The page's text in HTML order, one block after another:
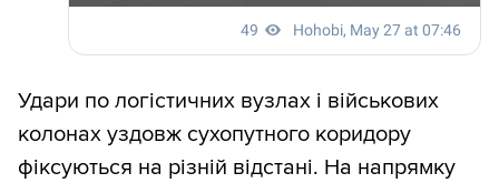
Удари по логістичних вузлах і військових
колонах уздовж сухопутного коридору
фіксуються на різній відстані. На напрямку